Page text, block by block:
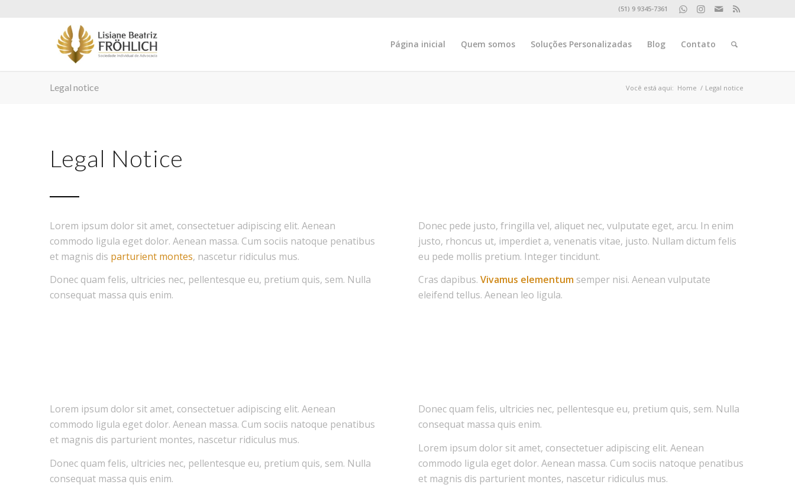
(51) 9 9345-7361
Página inicial Quem somos Soluções Personalizadas Blog Contato
Legal notice Você está aqui: Home / Legal notice
Legal Notice
Lorem ipsum dolor sit amet, consectetuer adipiscing elit. Aenean
commodo ligula eget dolor. Aenean massa. Cum sociis natoque penatibus
et magnis dis parturient montes, nascetur ridiculus mus.
Donec quam felis, ultricies nec, pellentesque eu, pretium quis, sem. Nulla
consequat massa quis enim.
Donec pede justo, fringilla vel, aliquet nec, vulputate eget, arcu. In enim
justo, rhoncus ut, imperdiet a, venenatis vitae, justo. Nullam dictum felis
eu pede mollis pretium. Integer tincidunt.
Cras dapibus.Vivamus elementum semper nisi. Aenean vulputate
eleifend tellus. Aenean leo ligula.
Lorem ipsum dolor sit amet, consectetuer adipiscing elit. Aenean
commodo ligula eget dolor. Aenean massa. Cum sociis natoque penatibus
et magnis dis parturient montes, nascetur ridiculus mus.
Donec quam felis, ultricies nec, pellentesque eu, pretium quis, sem. Nulla
consequat massa quis enim.
Donec quam felis, ultricies nec, pellentesque eu, pretium quis, sem. Nulla
consequat massa quis enim.
Lorem ipsum dolor sit amet, consectetuer adipiscing elit. Aenean
commodo ligula eget dolor. Aenean massa. Cum sociis natoque penatibus
et magnis dis parturient montes, nascetur ridiculus mus.